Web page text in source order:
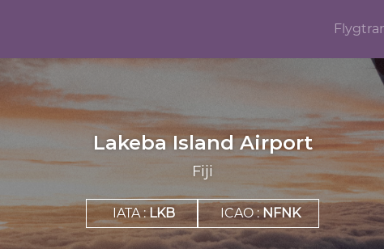
Lakeba Island Airport
Fiji
IATA :LKB ICAO :NFNK